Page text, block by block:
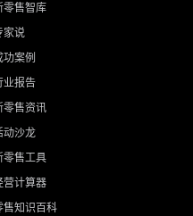
零售智库
家说
功案例
业报告
零售资讯
动沙龙
零售工具
营计算器
售知识百科